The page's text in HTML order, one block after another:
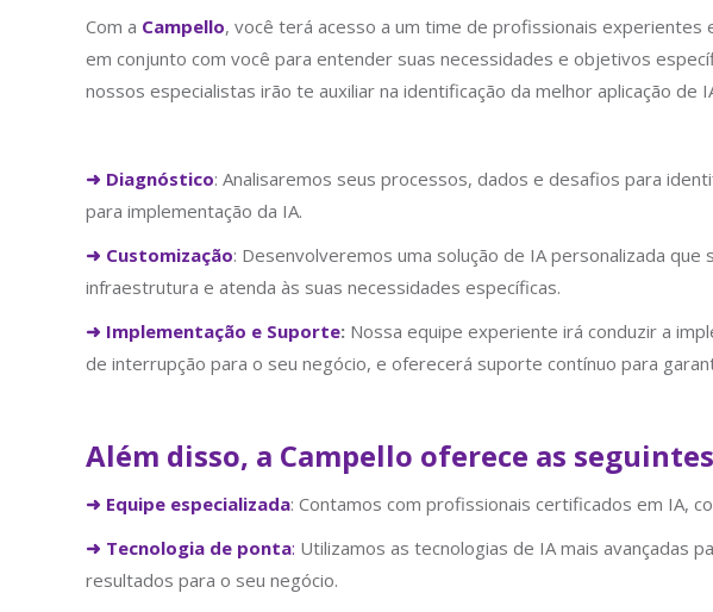
Com a Campello, você terá acesso a um time de profissionais experientes
em conjunto com você para entender suas necessidades e objetivos
nossos especialistas irão te auxiliar na identificação da melhor aplicação de
➜ Diagnóstico: Analisaremos seus processos, dados e desafios para
para implementação da IA.
➜ Customização: Desenvolveremos uma solução de IA personalizada
infraestrutura e atenda às suas necessidades específicas.
➜ Implementação e Suporte: Nossa equipe experiente irá conduzir a
de interrupção para o seu negócio, e oferecerá suporte contínuo para
Além disso, a Campello oferece as
➜ Equipe especializada: Contamos com profissionais certificados em IA,
➜ Tecnologia de ponta: Utilizamos as tecnologias de IA mais avançadas
resultados para o seu negócio.